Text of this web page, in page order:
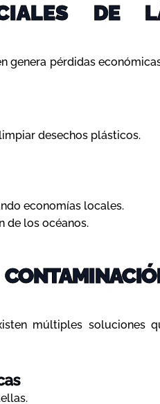
DE
genera pérdidas
desechos plásticos.
economías locales.
de los océanos.
múltiples soluciones